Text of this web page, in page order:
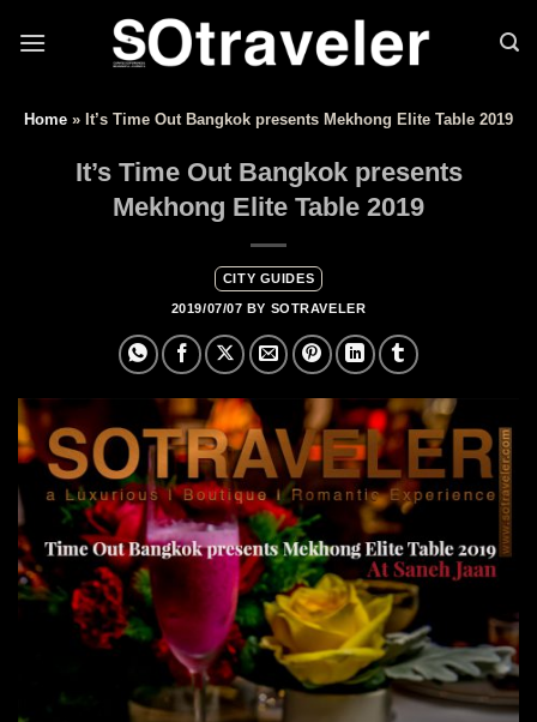
Home » It’s Time Out Bangkok presents Mekhong Elite Table 2019
It’s Time Out Bangkok presents
Mekhong Elite Table 2019
CITY GUIDES
2019/07/07 BY SOTRAVELER